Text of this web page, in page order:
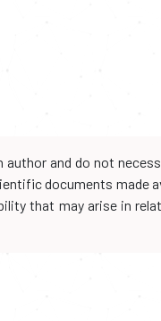
author and do not
documents made
that may arise in